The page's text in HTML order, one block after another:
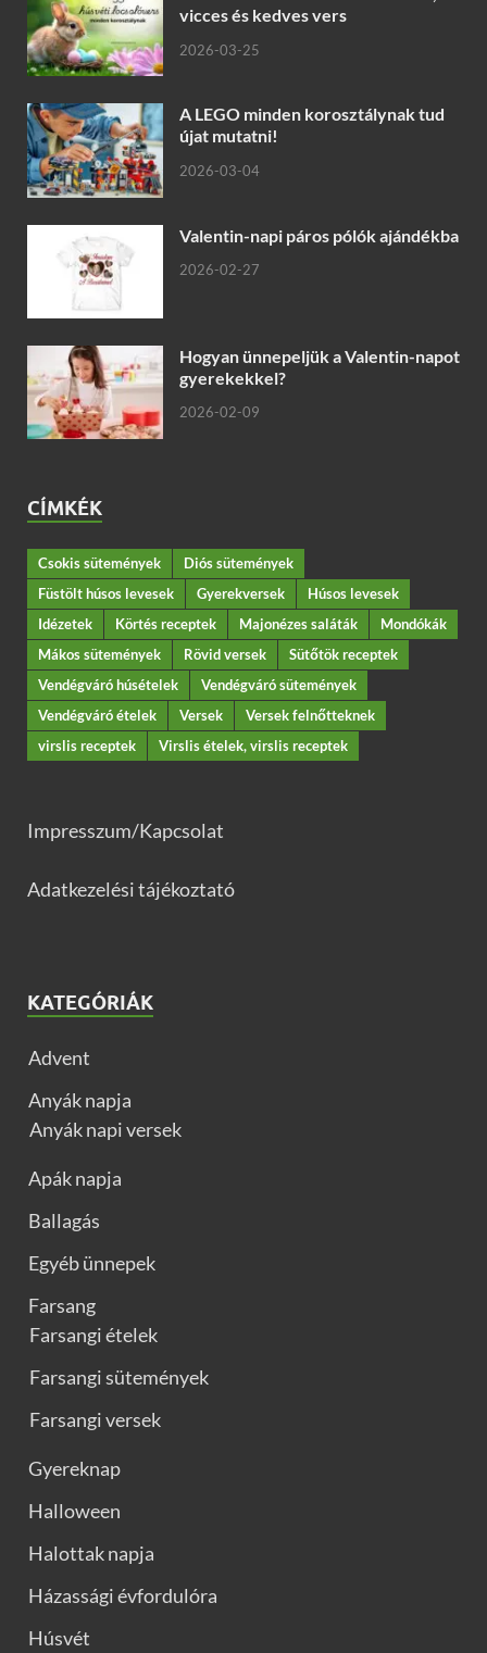
vicces és kedves vers
2026-03-25
A LEGO minden korosztálynak tud
újat mutatni!
2026-03-04
Valentin-napi páros pólók ajándékba
2026-02-27
Hogyan ünnepeljük a Valentin-napot
gyerekekkel?
2026-02-09
CÍMKÉK
Csokis sütemények
Diós sütemények
Füstölt húsos levesek
Gyerekversek
Húsos levesek
Idézetek
Körtés receptek Majonézes saláták
Mondókák
Mákos sütemények
Rövid versek
Sütőtök receptek
Vendégváró húsételek
Vendégváró sütemények
Vendégváró ételek
Versek
Versek felnőtteknek
virslis receptek
Virslis ételek, virslis receptek
Impresszum/Kapcsolat
Adatkezelési tájékoztató
KATEGÓRIÁK
Advent
Anyák napja
Anyák napi versek
Apák napja
Ballagás
Egyéb ünnepek
Farsang
Farsangi ételek
Farsangi sütemények
Farsangi versek
Gyereknap
Halloween
Halottak napja
Házassági évfordulóra
Húsvét